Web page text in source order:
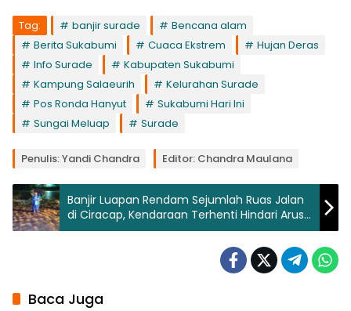
Tag: banjir surade
Bencana alam
Berita Sukabumi
Cuaca Ekstrem
Hujan Deras
Info Surade
Kabupaten Sukabumi
Kampung Salaeurih
Kelurahan Surade
Pos Ronda Hanyut
Sukabumi Hari Ini
Sungai Meluap
Surade
Penulis: Yandi Chandra Editor: Chandra Maulana
Banjir Luapan Rendam Sejumlah Ruas Jalan
di Ciracap, Kendaraan Terhenti Hindari Arus
Deras
Baca Juga